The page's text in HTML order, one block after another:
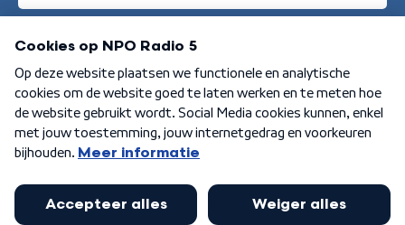
Aanmelden
Algemene voorwaarden Privacybeleid